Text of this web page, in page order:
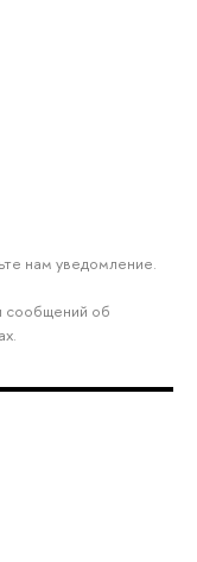
нам уведомление.
сообщений об